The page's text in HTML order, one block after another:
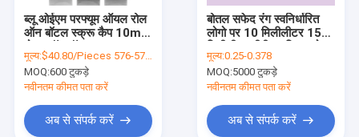
गुणवत्ता नियंत्रण
हमसे संपर्क करें
समाचार
उद्धरण मांगें
ब्लू ओईएम परफ्यूम ऑयल रोल
ऑन बॉटल स्क्रू कैप 10ml
मूल्य:$40.80/Pieces 576-5759 Pieces
MOQ:600 टुकड़े
नवीनतम कीमत पता करें
अब से संपर्क करें
बोतल सफेद रंग स्वनिर्धारित
लोगो पर 10 मिलीलीटर 15
मूल्य:0.25-0.378
MOQ:5000 टुकड़े
नवीनतम कीमत पता करें
अब से संपर्क करें